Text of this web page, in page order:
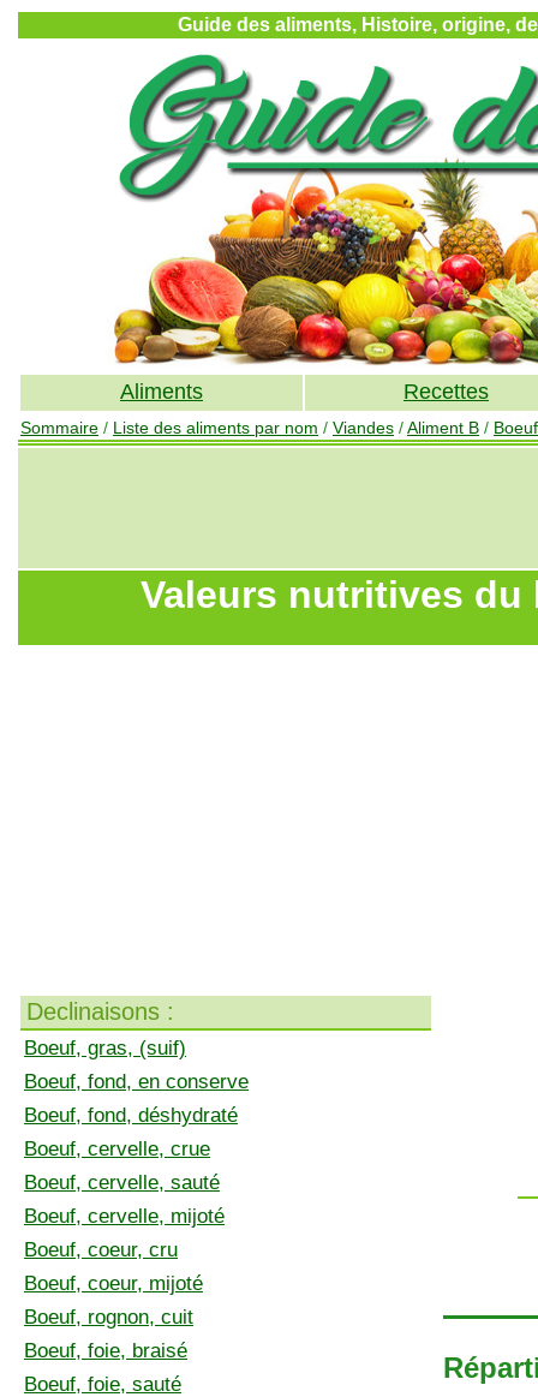
Guide des aliments, Histoire, origine,
Aliments Recettes
Sommaire / Liste des aliments par nom / Viandes /Aliment B / Boeuf
Valeurs nutritives du
Declinaisons :
Boeuf, gras, (suif)
Boeuf, fond, en conserve
Boeuf, fond, déshydraté
Boeuf, cervelle, crue
Boeuf, cervelle, sauté
Boeuf, cervelle, mijoté
Boeuf, coeur, cru
Boeuf, coeur, mijoté
Boeuf, rognon, cuit
Boeuf, foie, braisé
Boeuf, foie, sauté